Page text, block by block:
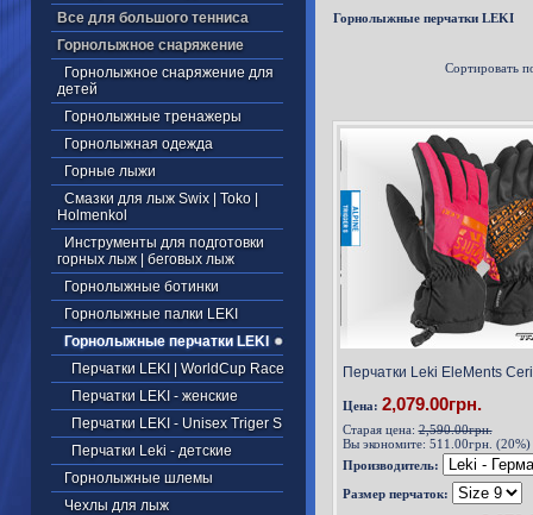
Все для большого тенниса
Горнолыжное снаряжение
Горнолыжное снаряжение для
детей
Горнолыжные тренажеры
Горнолыжная одежда
Горные лыжи
Смазки для лыж Swix | Toko |
Holmenkol
Инструменты для подготовки
горных лыж | беговых лыж
Горнолыжные ботинки
Горнолыжные палки LEKI
Горнолыжные перчатки LEKI
Перчатки LEKI | WorldCup Race
Перчатки LEKI - женские
Перчатки LEKI - Unisex Triger S
Перчатки Leki - детские
Горнолыжные шлемы
Чехлы для лыж
Горнолыжные перчатки LEKI
Сортировать
Перчатки Leki EleMents
Цена: 2,079.00грн.
Старая цена:2,590.00грн.
Вы экономите: 511.00грн. (20%)
Производитель:
Размер перчаток: